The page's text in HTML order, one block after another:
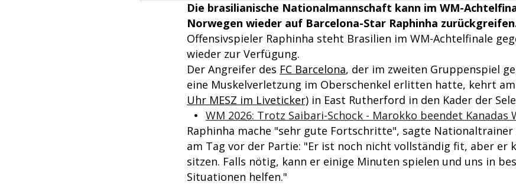
Die brasilianische Nationalmannschaft kann im WM-
Norwegen wieder auf Barcelona-Star Raphinha
Offensivspieler Raphinha steht Brasilien im WM-Achtelfinale
wieder zur Verfügung.
Der Angreifer des FC Barcelona, der im zweiten Gruppenspiel
eine Muskelverletzung im Oberschenkel erlitten hatte, kehrt
Uhr MESZ im Liveticker) in East Rutherford in den Kader der
WM 2026: Trotz Saibari-Schock - Marokko beendet Kanadas
Raphinha mache "sehr gute Fortschritte", sagte
am Tag vor der Partie: "Er ist noch nicht vollständig fit, aber er
sitzen. Falls nötig, kann er einige Minuten spielen und uns in
Situationen helfen."